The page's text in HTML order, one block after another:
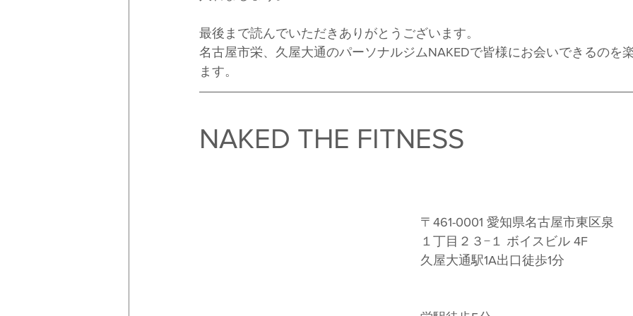
最後まで読んでいただきありがとうございます。
名古屋市栄、久屋大通のパーソナルジムNAKEDで皆様にお会いできるのを
ます。
NAKED THE FITNESS
〒461-0001 愛知県名古屋市東区泉
１丁目２３−１ ボイスビル 4F
久屋大通駅1A出口徒歩1分